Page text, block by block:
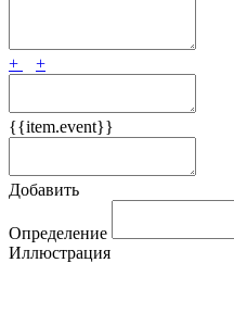
+ +
{{item.event}}
Добавить
Определение
Иллюстрация